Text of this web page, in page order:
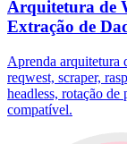
Arquitetura de
Extração de
Aprenda arquitetura
reqwest, scraper,
headless, rotação
compatível.